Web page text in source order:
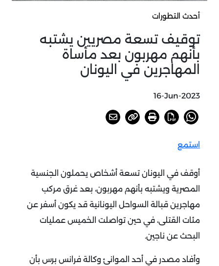
أحدث التطورات
توقيف تسعة مصريين يشتبه
بأنهم مهربون بعد مأساة
المهاجرين في اليونان
16-Jun-2023
استمع
أوقف في اليونان تسعة أشخاص يحملون الجنسية
المصرية ويشتبه بأنهم مهربون، بعد غرق مركب
مهاجرين قبالة السواحل اليونانية قد يكون أسفر عن
مئات القتلى، في حين تواصلت الخميس عمليات
البحث عن ناجين.
وأفاد مصدر في أحد الموانئ وكالة فرانس برس بأن